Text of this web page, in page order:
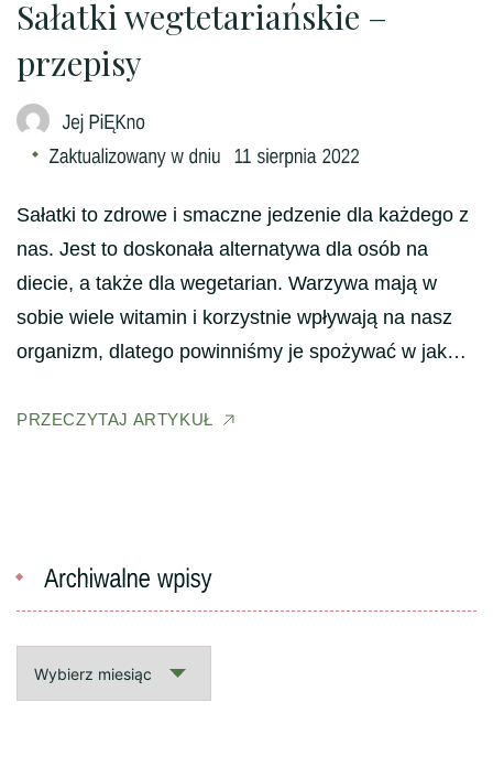
Sałatki wegtetariańskie –
przepisy
Sałatki to zdrowe i smaczne jedzenie dla każdego z
nas. Jest to doskonała alternatywa dla osób na
diecie, a także dla wegetarian. Warzywa mają w
sobie wiele witamin i korzystnie wpływają na nasz
organizm, dlatego powinniśmy je spożywać w jak…
PRZECZYTAJ ARTYKUŁ
wpisy